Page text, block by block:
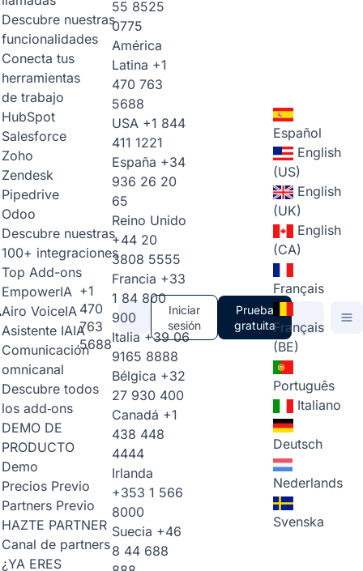
Descubre nuestras
funcionalidades
Conecta tus
herramientas
de trabajo
HubSpot
Salesforce
Zoho
Zendesk
Pipedrive
Odoo
Descubre nuestras
100+ integraciones
Top Add-ons
EmpowerIA
Airo VoiceIA
Asistente IAIA
Comunicación
omnicanal
Descubre todos
los add‑ons
DEMO DE
PRODUCTO
Demo
Precios Previo
Partners Previo
HAZTE PARTNER
Canal de partners
¿YA ERES
+1
470
763
5688
55 8525
0775
América
Latina +1
470 763
5688
USA +1 844
411 1221
España +34
936 26 20
65
Reino Unido
+44 20
3808 5555
Francia +33
1 84 800
900
Italia +39 06
9165 8888
Bélgica +32
27 930 400
Canadá +1
438 448
4444
Irlanda
+353 1 566
8000
Suecia +46
8 44 688
Iniciar
sesión
Prueba
gratuita
Español
English
(US)
English
(UK)
English
(CA)
Français
Français
(BE)
Português
Italiano
Deutsch
Nederlands
Svenska